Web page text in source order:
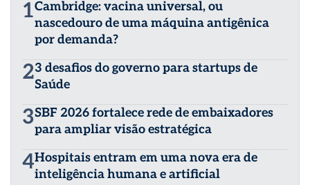
1Cambridge: vacina universal, ou
nascedouro de uma máquina antigênica
por demanda?
23 desafios do governo para startups de
Saúde
3SBF 2026 fortalece rede de embaixadores
para ampliar visão estratégica
4Hospitais entram em uma nova era de
inteligência humana e artificial